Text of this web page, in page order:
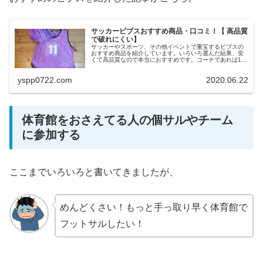
サッカービブスおすすめ商品・口コミ！【 高品質
で破れにくい】
サッカーやスポーツ、その他イベントで重宝するビブスの
おすすめ商品を紹介しています。いろいろ選んだ結果、安
くて高品質なので本当におすすめです。コーチであれば1セ
yspp0722.com 2020.06.22
体育館をおさえてる人の個サルやチーム
に参加する
ここまでいろいろと書いてきましたが、
めんどくさい！もっと手っ取り早く体育館で
フットサルしたい！